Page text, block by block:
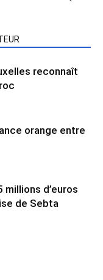
reconnaît
orange entre
d’euros
de Sebta